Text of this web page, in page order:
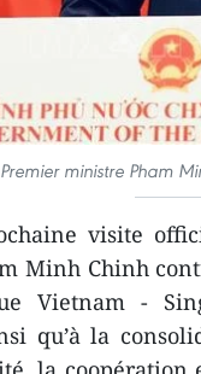
ministre Pham
visite
Minh Chinh
Vietnam -
qu’à la